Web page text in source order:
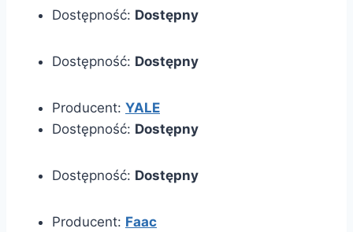
Dostępność: Dostępny
Dostępność: Dostępny
Producent: YALE
Dostępność: Dostępny
Dostępność: Dostępny
Producent: Faac